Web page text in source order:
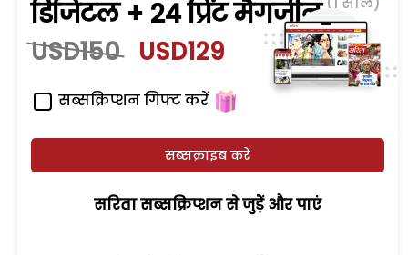
डिजिटल + 24 प्रिंट मैगजीन
USD150 USD129
सब्सक्रिप्शन गिफ्ट करें
सब्सक्राइब करें
सरिता सब्सक्रिप्शन से जुड़ेें और पाएं